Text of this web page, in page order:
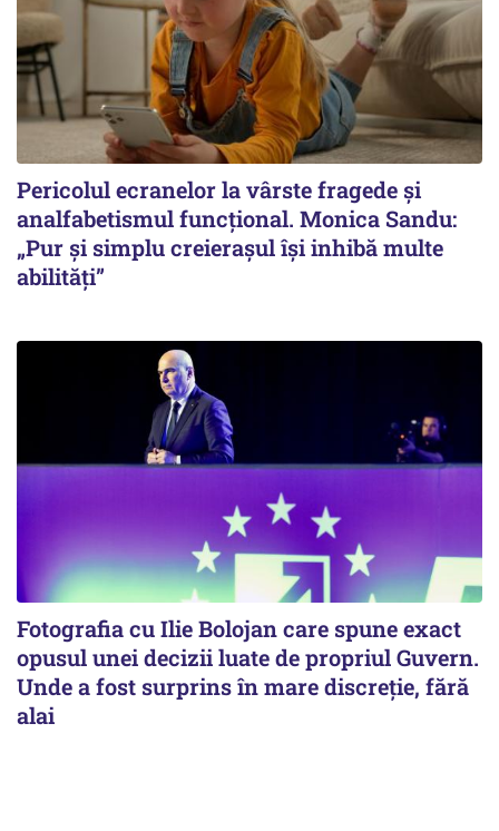
Pericolul ecranelor la vârste fragede și
analfabetismul funcțional. Monica Sandu:
„Pur și simplu creierașul își inhibă multe
abilități”
Fotografia cu Ilie Bolojan care spune exact
opusul unei decizii luate de propriul Guvern.
Unde a fost surprins în mare discreție, fără
alai